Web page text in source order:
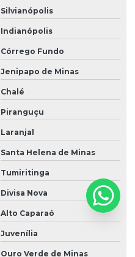
Silvianópolis
Indianópolis
Córrego Fundo
Jenipapo de Minas
Chalé
Piranguçu
Laranjal
Santa Helena de Minas
Tumiritinga
Divisa Nova
Alto Caparaó
Juvenília
Ouro Verde de Minas